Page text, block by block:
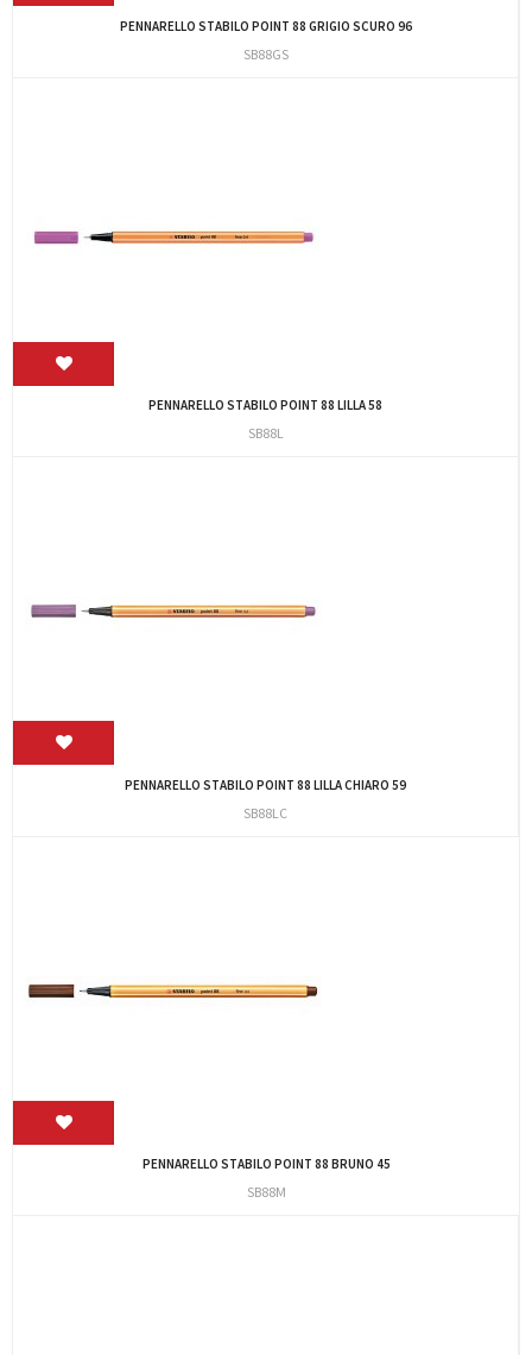
PENNARELLO STABILO POINT 88 GRIGIO SCURO 96
SB88GS
PENNARELLO STABILO POINT 88 LILLA 58
SB88L
PENNARELLO STABILO POINT 88 LILLA CHIARO 59
SB88LC
PENNARELLO STABILO POINT 88 BRUNO 45
SB88M